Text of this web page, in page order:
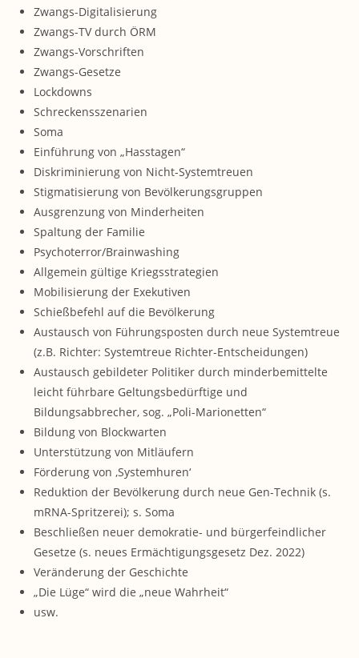
Zwangs-Digitalisierung
Zwangs-TV durch ÖRM
Zwangs-Vorschriften
Zwangs-Gesetze
Lockdowns
Schreckensszenarien
Soma
Einführung von „Hasstagen“
Diskriminierung von Nicht-Systemtreuen
Stigmatisierung von Bevölkerungsgruppen
Ausgrenzung von Minderheiten
Spaltung der Familie
Psychoterror/Brainwashing
Allgemein gültige Kriegsstrategien
Mobilisierung der Exekutiven
Schießbefehl auf die Bevölkerung
Austausch von Führungsposten durch neue Systemtreue
(z.B. Richter: Systemtreue Richter-Entscheidungen)
Austausch gebildeter Politiker durch minderbemittelte
leicht führbare Geltungsbedürftige und
Bildungsabbrecher, sog. „Poli-Marionetten“
Bildung von Blockwarten
Unterstützung von Mitläufern
Förderung von ‚Systemhuren‘
Reduktion der Bevölkerung durch neue Gen-Technik (s.
mRNA-Spritzerei); s. Soma
Beschließen neuer demokratie- und bürgerfeindlicher
Gesetze (s. neues Ermächtigungsgesetz Dez. 2022)
Veränderung der Geschichte
„Die Lüge“ wird die „neue Wahrheit“
usw.